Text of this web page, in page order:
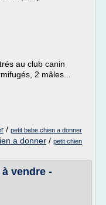
au club canin
2 mâles...
/ petit bebe chien a donner
a donner / petit chien
vendre -